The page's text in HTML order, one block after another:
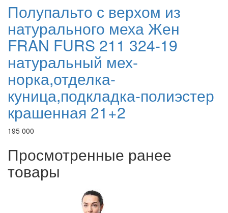
Полупальто с верхом из
натурального меха Жен
FRAN FURS 211 324-19
натуральный мех-
норка,отделка-
куница,подкладка-полиэстер
крашенная 21+2
195 000
Просмотренные ранее
товары